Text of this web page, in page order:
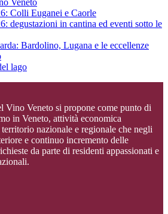
Veneto
Colli Euganei e Caorle
degustazioni in cantina ed eventi sotto le
Bardolino, Lugana e le eccellenze
lago
Vino Veneto si propone come punto di
in Veneto, attività economica
nazionale e regionale che negli
e continuo incremento delle
da parte di residenti appassionati e
.